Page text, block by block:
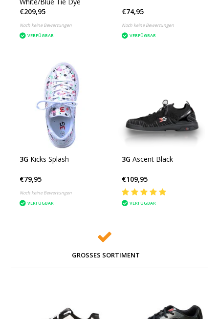
€209,95
Noch keine Bewertungen
VERFÜGBAR
€74,95
Noch keine Bewertungen
VERFÜGBAR
3G Kicks Splash
€79,95
Noch keine Bewertungen
VERFÜGBAR
3G Ascent Black
€109,95
VERFÜGBAR
GROSSES SORTIMENT